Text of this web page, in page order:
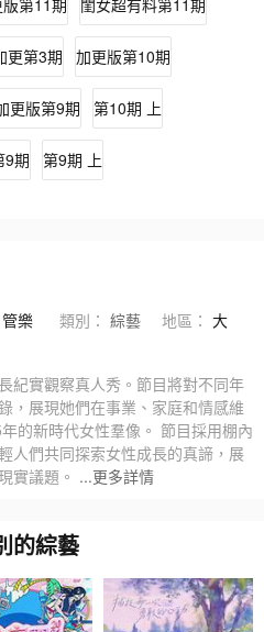
更第3期 加更版第10期
更版第9期 第10期 上
9期 第9期 上
管樂 類別： 綜藝 地區： 大
紀實觀察真人秀。節目將對不同年
，展現她們在事業、家庭和情感維
的新時代女性羣像。 節目採用棚內
人們共同探索女性成長的真諦，展
實議題。 ...更多詳情
的綜藝